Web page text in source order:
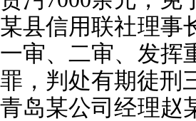
某县信用联社理事
一审、二审、发挥
罪，判处有期徒刑
青岛某公司经理赵